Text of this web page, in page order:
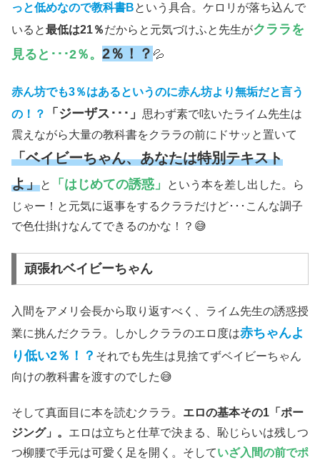
っと低めなので教科書Bという具合。ケロリが落ち込んで
いると最低は21％だからと元気づけふと先生がクララを
見ると･･･2％。 2％！？ 💦
赤ん坊でも3％はあるというのに赤ん坊より無垢だと言う
の！？
「ジーザス･･･」
思わず素で呟いたライム先生は
震えながら大量の教科書をクララの前にドサッと置いて
「ベイビーちゃん、あなたは特別テキスト
よ」と 「はじめての誘惑」
という本を差し出した。ら
じゃー！と元気に返事をするクララだけど･･･こんな調子
で色仕掛けなんてできるのかな！？😅
頑張れベイビーちゃん
入間をアメリ会長から取り返すべく、ライム先生の誘惑授
業に挑んだクララ。しかしクララのエロ度は赤ちゃんよ
り低い2％！？ それでも先生は見捨てずベイビーちゃん
向けの教科書を渡すのでした😅
そして真面目に本を読むクララ。 エロの基本その1「ポー
ジング」。 エロは立ちと仕草で決まる、恥じらいは残しつ
つ柳腰で手元は可愛く足を開く。そしていざ入間の前でポ